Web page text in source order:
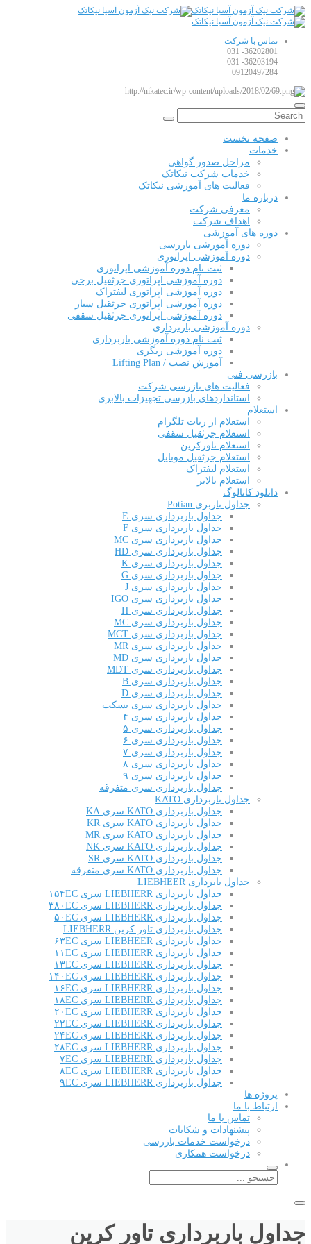
تماس با شرکت
36202801- 031
36203194- 031
09120497284
صفحه نخست
خدمات
مراحل صدور گواهی
خدمات شرکت نیکاتک
فعالیت های آموزشی نیکاتک
درباره ما
معرفی شرکت
اهداف شرکت
دوره های آموزشی
دوره آموزشی بازرسی
دوره آموزشی اپراتوری
ثبت نام دوره آموزشی اپراتوری
دوره آموزشی اپراتوری جرثقیل برجی
دوره آموزشی اپراتوری لیفتراک
دوره آموزشی اپراتوری جرثقیل سیار
دوره آموزشی اپراتوری جرثقیل سقفی
دوره آموزشی باربرداری
ثبت نام دوره آموزشی باربرداری
دوره آموزشی ریگری
آموزش نصب / Lifting Plan
بازرسی فنی
فعالیت های بازرسی شرکت
استانداردهای بازرسی تجهیزات بالابری
استعلام
استعلام از ربات تلگرام
استعلام جرثقیل سقفی
استعلام تاورکرین
استعلام جرثقیل موبایل
استعلام لیفتراک
استعلام بالابر
دانلود کاتالوگ
جداول باربری Potian
جداول باربرداری سری E
جداول باربرداری سری F
جداول باربرداری سری MC
جداول باربرداری سری HD
جداول باربرداری سری K
جداول باربرداری سری G
جداول باربرداری سری J
جداول باربرداری سری IGO
جداول باربرداری سری H
جداول باربرداری سری MC
جداول باربرداری سری MCT
جداول باربرداری سری MR
جداول باربرداری سری MD
جداول باربرداری سری MDT
جداول باربرداری سری B
جداول باربرداری سری D
جداول باربرداری سری بسکت
جداول باربرداری سری ۴
جداول باربرداری سری ۵
جداول باربرداری سری ۶
جداول باربرداری سری ۷
جداول باربرداری سری ۸
جداول باربرداری سری ۹
جداول باربرداری سری متفرقه
جداول باربرداری KATO
جداول باربرداری KATO سری KA
جداول باربرداری KATO سری KR
جداول باربرداری KATO سری MR
جداول باربرداری KATO سری NK
جداول باربرداری KATO سری SR
جداول باربرداری KATO سری متفرقه
جداول بابرداری LIEBHEER
جداول باربرداری LIEBHERR سری ۱۵۴EC
جداول باربرداری LIEBHERR سری ۳۸۰EC
جداول باربرداری LIEBHERR سری ۵۰EC
جداول باربرداری تاور کرین LIEBHERR
جداول باربرداری LIEBHEER سری ۶۳EC
جداول باربرداری LIEBHERR سری ۱۱EC
جداول باربرداری LIEBHERR سری ۱۳EC
جداول باربرداری LIEBHERR سری ۱۴۰EC
جداول باربرداری LIEBHERR سری ۱۶EC
جداول باربرداری LIEBHERR سری ۱۸EC
جداول باربرداری LIEBHERR سری ۲۰EC
جداول باربرداری LIEBHERR سری ۲۲EC
جداول باربرداری LIEBHERR سری ۲۴EC
جداول باربرداری LIEBHERR سری ۲۸EC
جداول باربرداری LIEBHERR سری ۷EC
جداول باربرداری LIEBHERR سری ۸EC
جداول باربرداری LIEBHERR سری ۹EC
پروژه ها
ارتباط با ما
تماس با ما
پیشنهادات و شکایات
درخواست خدمات بازرسی
درخواست همکاری
جداول باربرداری تاور کرین